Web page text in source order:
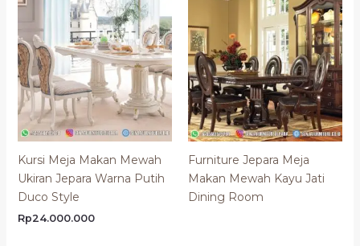
Kursi Meja Makan Mewah
Ukiran Jepara Warna Putih
Duco Style
Rp24.000.000
Furniture Jepara Meja
Makan Mewah Kayu Jati
Dining Room